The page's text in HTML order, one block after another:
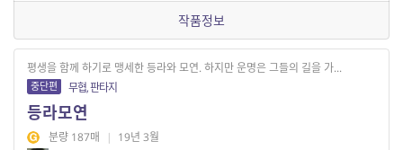
작품정보
평생을 함께 하기로 맹세한 등라와 모연. 하지만 운명은 그들의 길을 가...
중단편 무협, 판타지
등라모연
분량 187매 | 19년 3월